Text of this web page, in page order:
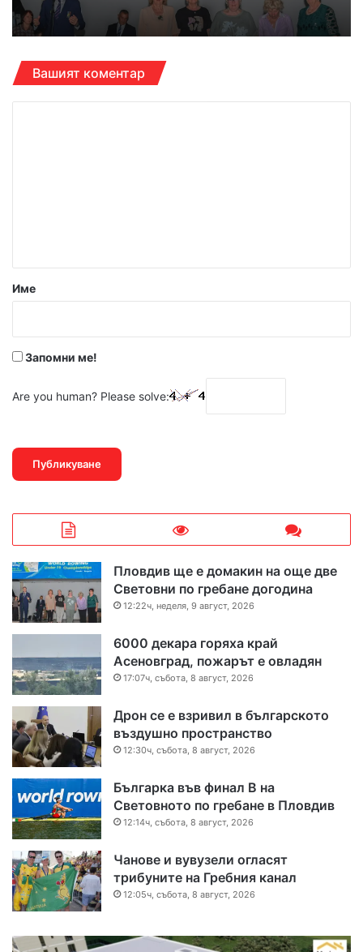
Вашият коментар
р
Име
Запомни ме!
Are you human? Please solve:
Пловдив ще е домакин на още две
Световни по гребане догодина
12:22ч, неделя, 9 август, 2026
6000 декара горяха край
Асеновград, пожарът е овладян
17:07ч, събота, 8 август, 2026
Дрон се е взривил в българското
въздушно пространство
12:30ч, събота, 8 август, 2026
Българка във финал B на
Световното по гребане в Пловдив
12:14ч, събота, 8 август, 2026
Чанове и вувузели огласят
трибуните на Гребния канал
12:05ч, събота, 8 август, 2026